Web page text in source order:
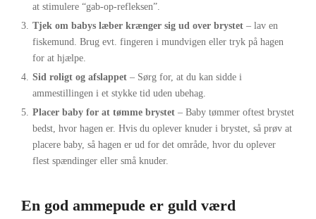
at stimulere “gab-op-refleksen”.
Tjek om babys læber krænger sig ud over brystet– lav en
fiskemund. Brug evt. fingeren i mundvigen eller tryk på hagen
for at hjælpe.
Sid roligt og afslappet– Sørg for, at du kan sidde i
ammestillingen i et stykke tid uden ubehag.
Placer baby for at tømme brystet– Baby tømmer oftest brystet
bedst, hvor hagen er. Hvis du oplever knuder i brystet, så prøv at
placere baby, så hagen er ud for det område, hvor du oplever
flest spændinger eller små knuder.
En god ammepude er guld værd